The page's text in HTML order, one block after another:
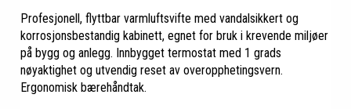
Profesjonell, flyttbar varmluftsvifte med vandalsikkert og
korrosjonsbestandig kabinett, egnet for bruk i krevende miljøer
på bygg og anlegg. Innbygget termostat med 1 grads
nøyaktighet og utvendig reset av overopphetingsvern.
Ergonomisk bærehåndtak.